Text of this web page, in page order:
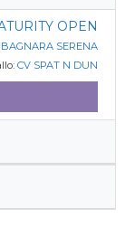
OPEN
BAGNARA SERENA
CV SPAT N DUN